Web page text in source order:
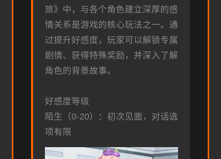
旅》中，与各个角色建立深厚的感
情关系是游戏的核心玩法之一。通
过提升好感度，玩家可以解锁专属
剧情、获得特殊奖励，并深入了解
角色的背景故事。
好感度等级
陌生（0-20）：初次见面，对话选
项有限